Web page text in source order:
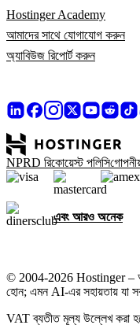
Hostinger Academy
আমাদের সাথে যোগাযোগ করুন
অ্যাবিউজ রিপোর্ট করুন
NPRD রিকোয়েস্ট পলিসি
এবং আরও অনেক
© 2004-2026 Hostinger –
হোন; এমন AI-এর সহায়তায় যা
VAT ব্যতীত মূল্য উল্লেখ করা